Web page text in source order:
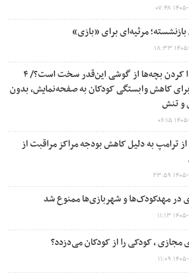
۰۷:۴۸
مرثیه‌ای برای «بازی»
۱۸:۳۳
چرا جدا کردن بچه‌ها از گوشی این‌قدر سخت است؟/ ۴
برای کاهش وابستگی کودکان به صفحه‌نمایش، بدون
و تنش
۰۶:۱۵
ترامپ به دلیل کاهش بودجه مراکز مراقبت از
۲۳:۵۹
در مهدکودک‌ها و شهربازی‌ها ممنوع شد
۱۱:۱۳
مجازی ، کودکی را از کودکان می‌دزدد؟
۱۱:۰۹